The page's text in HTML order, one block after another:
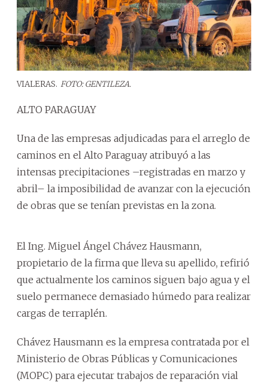
VIALERAS. FOTO: GENTILEZA.
ALTO PARAGUAY
Una de las empresas adjudicadas para el arreglo de
caminos en el Alto Paraguay atribuyó a las
intensas precipitaciones –registradas en marzo y
abril– la imposibilidad de avanzar con la ejecución
de obras que se tenían previstas en la zona.
El Ing. Miguel Ángel Chávez Hausmann,
propietario de la firma que lleva su apellido, refirió
que actualmente los caminos siguen bajo agua y el
suelo permanece demasiado húmedo para realizar
cargas de terraplén.
Chávez Hausmann es la empresa contratada por el
Ministerio de Obras Públicas y Comunicaciones
(MOPC) para ejecutar trabajos de reparación vial